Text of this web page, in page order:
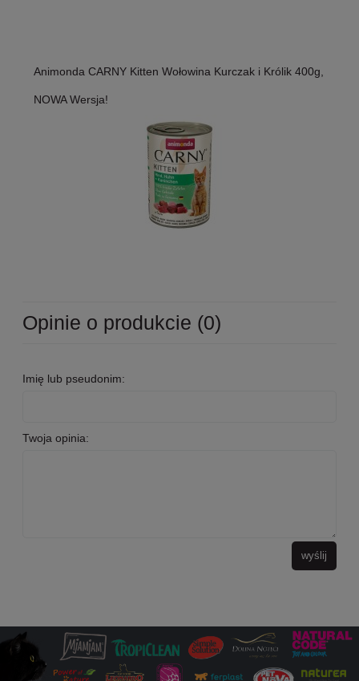
Animonda CARNY Kitten Wołowina Kurczak i Królik 400g,
NOWA Wersja!
Opinie o produkcie (0)
Imię lub pseudonim:
Twoja opinia:
wyślij